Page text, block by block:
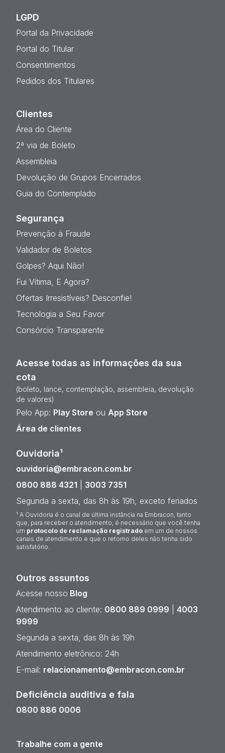
LGPD
Portal da Privacidade
Portal do Titular
Consentimentos
Pedidos dos Titulares
Clientes
Área do Cliente
2ª via de Boleto
Assembleia
Devolução de Grupos Encerrados
Guia do Contemplado
Segurança
Prevenção à Fraude
Validador de Boletos
Golpes? Aqui Não!
Fui Vítima, E Agora?
Ofertas Irresistíveis? Desconfie!
Tecnologia a Seu Favor
Consórcio Transparente
Acesse todas as informações da sua
cota
(boleto, lance, contemplação, assembleia, devolução
de valores)
Pelo App: Play Store ou App Store
Área de clientes
Ouvidoria¹
ouvidoria@embracon.com.br
0800 888 4321
3003 7351
Segunda a sexta, das 8h às 19h, exceto feriados
¹ A Ouvidoria é o canal de última instância na Embracon, tanto
que, para receber o atendimento, é necessário que você tenha
um protocolo de reclamação registrado em um de nossos
canais de atendimento e que o retorno deles não tenha sido
satisfatório.
Outros assuntos
Acesse nosso Blog
Atendimento ao cliente: 0800 889 0999
4003
9999
Segunda a sexta, das 8h às 19h
Atendimento eletrônico: 24h
E-mail: relacionamento@embracon.com.br
Deficiência auditiva e fala
0800 886 0006
Trabalhe com a gente